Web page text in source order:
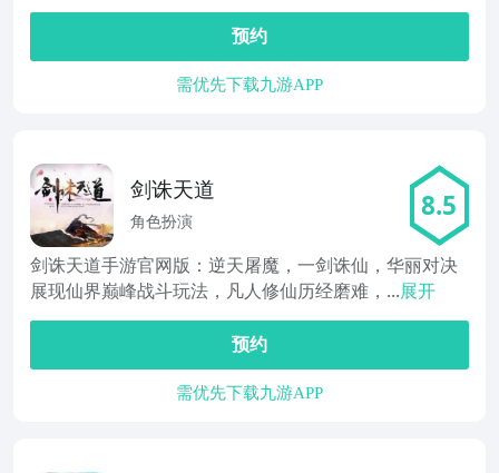
预约
需优先下载九游APP
剑诛天道
角色扮演 8.5
剑诛天道手游官网版：逆天屠魔，一剑诛仙，华丽对决
展现仙界巅峰战斗玩法，凡人修仙历经磨难，...展开
预约
需优先下载九游APP